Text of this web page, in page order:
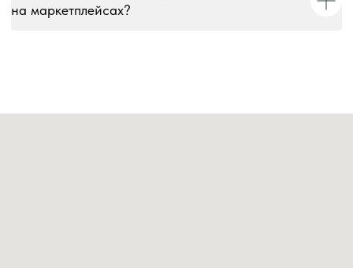
на маркетплейсах?